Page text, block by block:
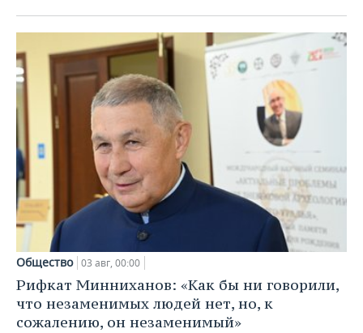
Общество 03 авг, 00:00
Рифкат Минниханов: «Как бы ни говорили,
что незаменимых людей нет, но, к
сожалению, он незаменимый»